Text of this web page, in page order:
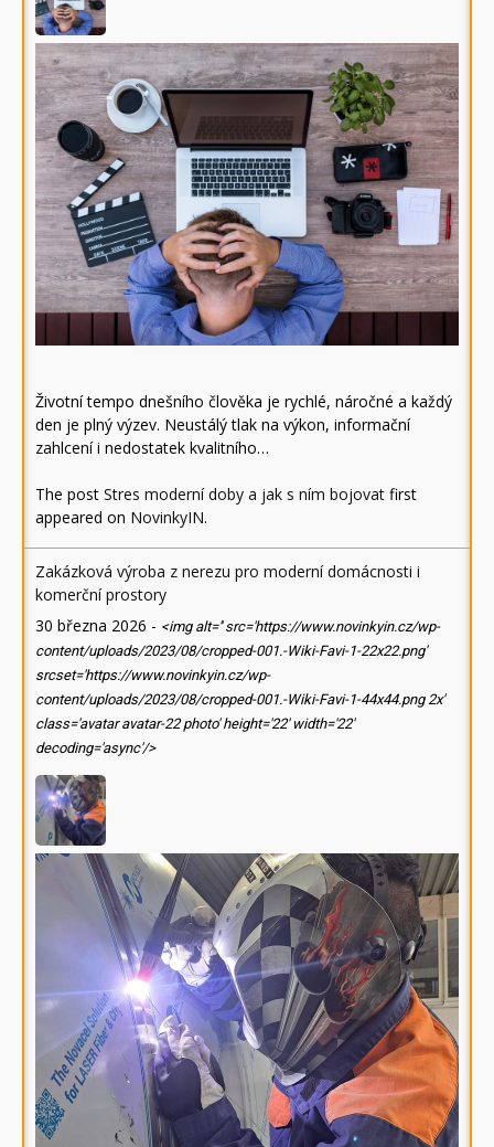
Životní tempo dnešního člověka je rychlé, náročné a každý
den je plný výzev. Neustálý tlak na výkon, informační
zahlcení i nedostatek kvalitního…
The post Stres moderní doby a jak s ním bojovat first
appeared on NovinkyIN.
Zakázková výroba z nerezu pro moderní domácnosti i
komerční prostory
30 března 2026 - <img alt='' src='https://www.novinkyin.cz/wp-
content/uploads/2023/08/cropped-001.-Wiki-Favi-1-22x22.png'
srcset='https://www.novinkyin.cz/wp-
content/uploads/2023/08/cropped-001.-Wiki-Favi-1-44x44.png 2x'
class='avatar avatar-22 photo' height='22' width='22'
decoding='async'/>